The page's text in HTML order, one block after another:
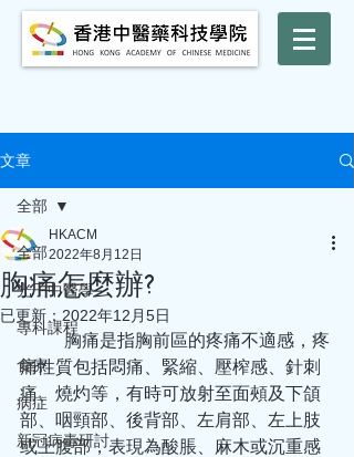
文章
全部
光子中醫學
專科課程
食療
病症
新冠病毒研討
全部
胸痛怎麼辦?
HKACM
2022年8月12日
已更新： 2022年12月5日
	胸痛是指胸前區的疼痛不適感，疼
痛性質包括悶痛、緊縮、壓榨感、針刺
痛、燒灼等，有時可放射至面頰及下頜
部、咽頸部、後背部、左肩部、左上肢
或上腹部，表現為酸脹、麻木或沉重感